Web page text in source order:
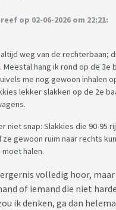
op 02-06-2026 om 22:21:
weg van de rechterbaan;
hang ik rond op de 3e
me nog gewoon inhalen
lekker slakken op de 2e
niet snap: Slakkies die 90-95
ze gewoon ruim naar rechts
halen.
volledig hoor,
of iemand die niet
ik denken, ga dan